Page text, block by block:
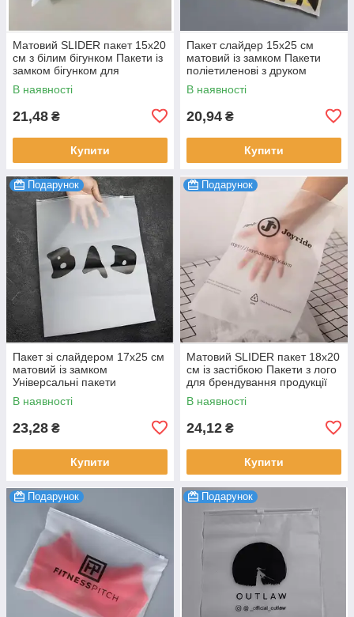
Матовий SLIDER пакет 15x20
см з білим бігунком Пакети із
замком бігунком для
пакування у фірмовому стилі
100 шт.
В наявності
21,48 ₴
Купити
Пакет слайдер 15x25 см
матовий із замком Пакети
поліетиленові з друком
логотипу для промо-дизайну
100 шт.
В наявності
20,94 ₴
Купити
Подарунок
Пакет зі слайдером 17x25 см
матовий із замком
Універсальні пакети
слайдери поліетиленові для
реклами 100 шт.
В наявності
23,28 ₴
Купити
Подарунок
Матовий SLIDER пакет 18x20
см із застібкою Пакети з лого
для брендування продукції
100 шт.
В наявності
24,12 ₴
Купити
Подарунок Подарунок